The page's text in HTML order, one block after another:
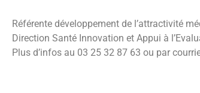
Référente développement de l’attractivité
Direction Santé Innovation et Appui à
Plus d’infos au 03 25 32 87 63 ou par